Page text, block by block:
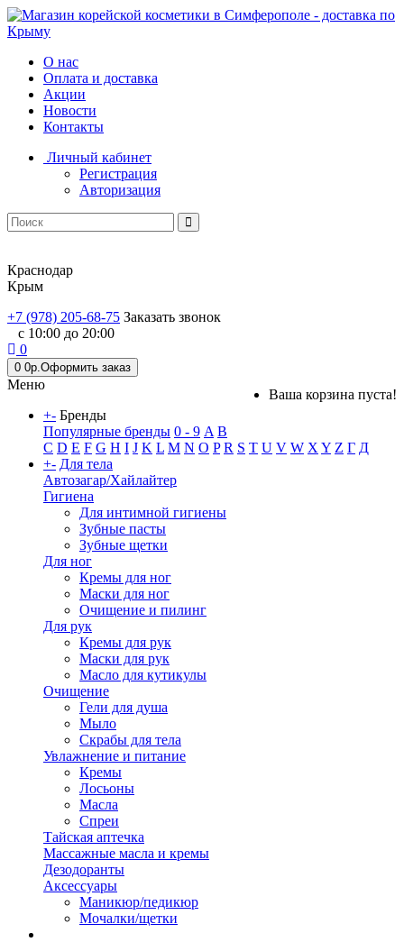
О нас
Оплата и доставка
Акции
Новости
Контакты
Личный кабинет
Регистрация
Авторизация
Краснодар
Крым
+7 (978) 205-68-75 Заказать звонок
с 10:00 до 20:00
0
0 0р.Оформить заказ
Ваша корзина пуста!
Меню
+- Бренды
Популярные бренды 0 - 9 A B
C D E F G H I J K L M N O P R S T U V W X Y Z Г Д
+- Для тела
Автозагар/Хайлайтер
Гигиена
Для интимной гигиены
Зубные пасты
Зубные щетки
Для ног
Кремы для ног
Маски для ног
Очищение и пилинг
Для рук
Кремы для рук
Маски для рук
Масло для кутикулы
Очищение
Гели для душа
Мыло
Скрабы для тела
Увлажнение и питание
Кремы
Лосьоны
Масла
Спреи
Тайская аптечка
Массажные масла и кремы
Дезодоранты
Аксессуары
Маникюр/педикюр
Мочалки/щетки